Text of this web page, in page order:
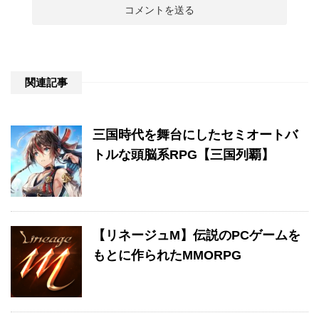
関連記事
三国時代を舞台にしたセミオートバ
トルな頭脳系RPG【三国列覇】
【リネージュM】伝説のPCゲームを
もとに作られたMMORPG